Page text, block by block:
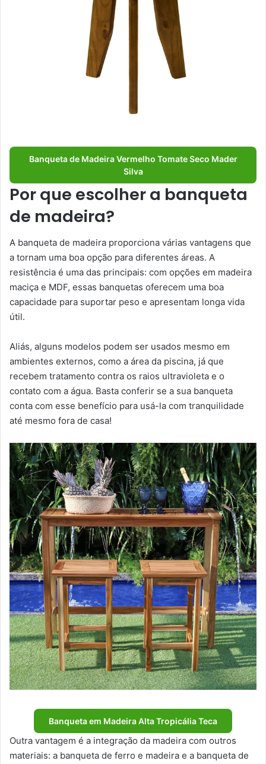
Banqueta de Madeira Vermelho Tomate Seco Mader
Silva
Por que escolher a banqueta
de madeira?
A banqueta de madeira proporciona várias vantagens que
a tornam uma boa opção para diferentes áreas. A
resistência é uma das principais: com opções em madeira
maciça e MDF, essas banquetas oferecem uma boa
capacidade para suportar peso e apresentam longa vida
útil.
Aliás, alguns modelos podem ser usados mesmo em
ambientes externos, como a área da piscina, já que
recebem tratamento contra os raios ultravioleta e o
contato com a água. Basta conferir se a sua banqueta
conta com esse benefício para usá-la com tranquilidade
até mesmo fora de casa!
Banqueta em Madeira Alta Tropicália Teca
Outra vantagem é a integração da madeira com outros
materiais: a banqueta de ferro e madeira e a banqueta de